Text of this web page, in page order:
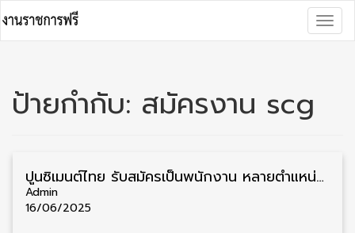
to
content
ป้ายกำกับ: สมัครงาน scg
ปูนซิเมนต์ไทย รับสมัครเป็นพนักงาน หลายตำแหน่ง หลายอัตรา รับสมัครทางอินเตอร์เน็ต
Admin
16/06/2025